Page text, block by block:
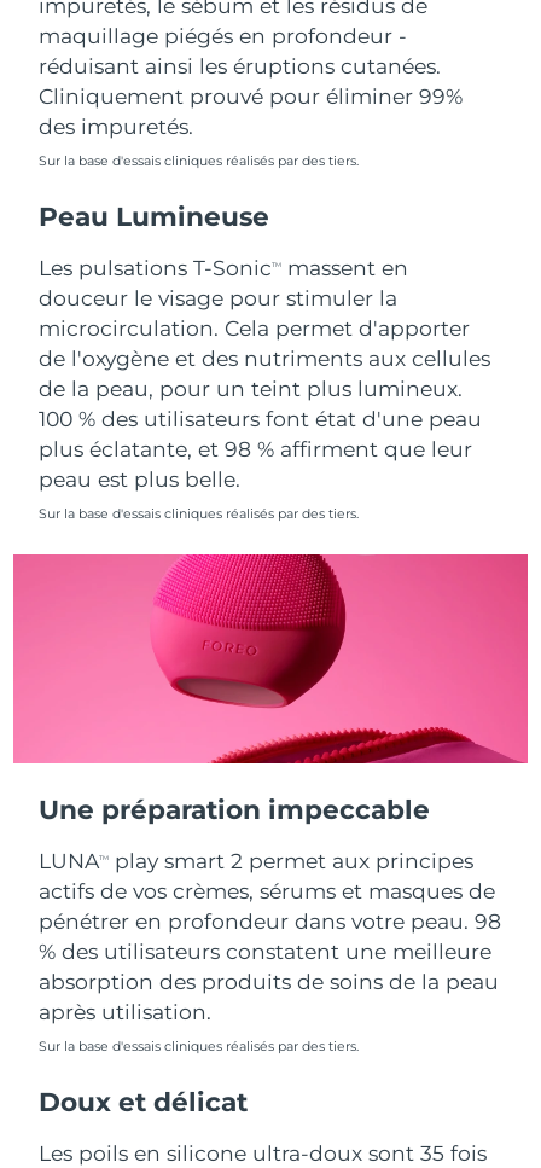
impuretés, le sébum et les résidus de
maquillage piégés en profondeur -
réduisant ainsi les éruptions cutanées.
Cliniquement prouvé pour éliminer 99%
des impuretés.
Sur la base d'essais cliniques réalisés par des tiers.
Peau Lumineuse
Les pulsations T-SonicTM
massent en
douceur le visage pour stimuler la
microcirculation. Cela permet d'apporter
de l'oxygène et des nutriments aux cellules
de la peau, pour un teint plus lumineux.
100 % des utilisateurs font état d'une peau
plus éclatante, et 98 % affirment que leur
peau est plus belle.
Sur la base d'essais cliniques réalisés par des tiers.
Une préparation impeccable
LUNATM
play smart 2 permet aux principes
actifs de vos crèmes, sérums et masques de
pénétrer en profondeur dans votre peau. 98
% des utilisateurs constatent une meilleure
absorption des produits de soins de la peau
après utilisation.
Sur la base d'essais cliniques réalisés par des tiers.
Doux et délicat
Les poils en silicone ultra-doux sont 35 fois
Singapour Livraison estimée
Slovaquie Livraison estimée
Slovénie
Espagne Livraison estimée
Suède Livraison estimée8/9/26
Suisse Livraison estimée8/9/26
Taïwan
Livraison estimée
Émirats arabes unis Livraison estimée
États-Unis Livraison estimée8/10/26
Ouzbékistan Livraison estimée
Viêt Nam Livraison estimée8/15/26